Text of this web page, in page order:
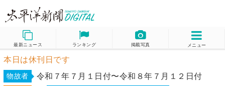
最新ニュース ランキング 掲載写真 メニュー
本日は休刊日です
物故者 令和７年７月１日付〜令和８年７月１２日付